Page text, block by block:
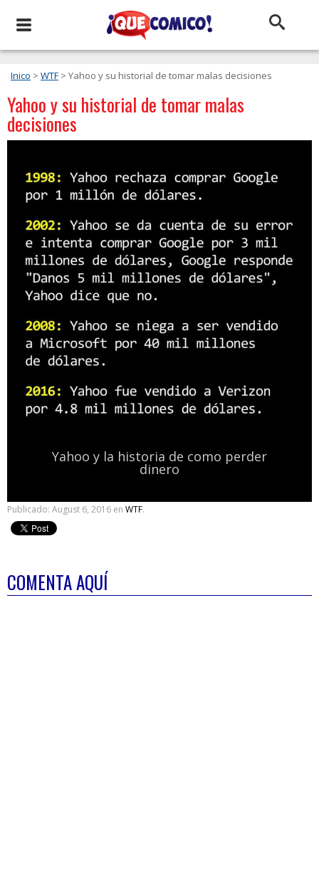
Inico > WTF > Yahoo y su historial de tomar malas decisiones
Yahoo y su historial de tomar malas
decisiones
Yahoo y la historia de como perder
dinero
Publicado: August 6, 2016 en WTF.
COMENTA AQUÍ